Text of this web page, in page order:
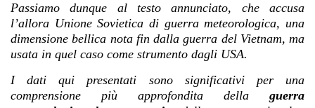
Passiamo dunque al testo annunciato, che accusa
l’allora Unione Sovietica di guerra meteorologica, una
dimensione bellica nota fin dalla guerra del Vietnam, ma
usata in quel caso come strumento dagli USA.
I dati qui presentati sono significativi per una
comprensione più approfondita della guerra